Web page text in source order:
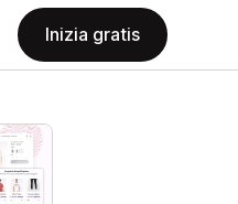
Inizia gratis